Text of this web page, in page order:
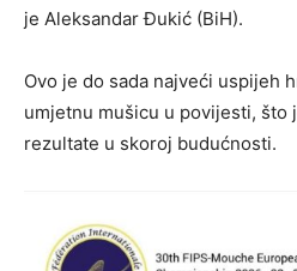
je Aleksandar Đukić (BiH).
Ovo je do sada najveći uspijeh
umjetnu mušicu u povijesti, što
rezultate u skoroj budućnosti.